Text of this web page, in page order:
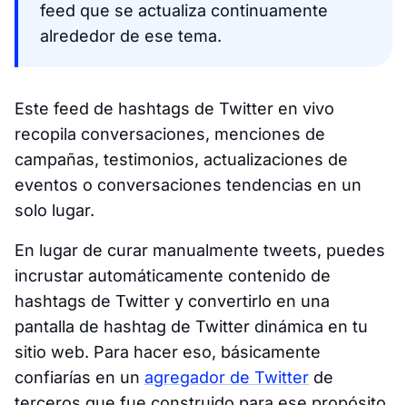
feed que se actualiza continuamente
alrededor de ese tema.
Este feed de hashtags de Twitter en vivo
recopila conversaciones, menciones de
campañas, testimonios, actualizaciones de
eventos o conversaciones tendencias en un
solo lugar.
En lugar de curar manualmente tweets, puedes
incrustar automáticamente contenido de
hashtags de Twitter y convertirlo en una
pantalla de hashtag de Twitter dinámica en tu
sitio web. Para hacer eso, básicamente
confiarías en un agregador de Twitter de